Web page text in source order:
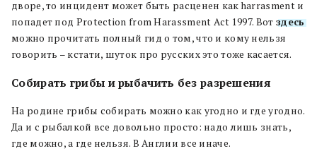
дворе, то инцидент может быть расценен как harrasment и
попадет под Protection from Harassment Act 1997. Вот здесь
можно прочитать полный гид о том, что и кому нельзя
говорить – кстати, шуток про русских это тоже касается.
Собирать грибы и рыбачить без разрешения
На родине грибы собирать можно как угодно и где угодно.
Да и с рыбалкой все довольно просто: надо лишь знать,
где можно, а где нельзя. В Англии все иначе.